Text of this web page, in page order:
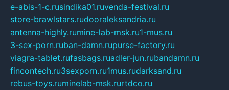
e-abis-1-c.rusindika01.ruvenda-festival.ru
store-brawlstars.rudooraleksandria.ru
antenna-highly.rumine-lab-msk.ru1-mus.ru
3-sex-porn.ruban-damn.rupurse-factory.ru
viagra-tablet.rufasbags.ruadler-jun.rubandamn.ru
fincontech.ru3sexporn.ru1mus.rudarksand.ru
rebus-toys.ruminelab-msk.rurtdco.ru